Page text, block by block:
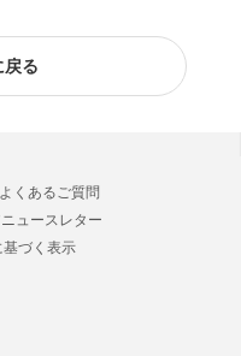
戻る
よくあるご質問
ュースレター
づく表示